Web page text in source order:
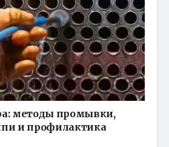
методы промывки,
и профилактика